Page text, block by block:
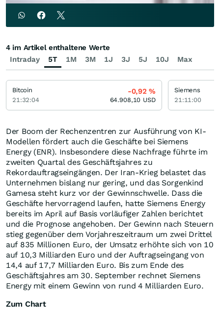
Der Boom der Rechenzentren zur Ausführung von KI-
Modellen fördert auch die Geschäfte bei Siemens
Energy (ENR). Insbesondere diese Nachfrage führte im
zweiten Quartal des Geschäftsjahres zu
Rekordauftragseingängen. Der Iran-Krieg belastet das
Unternehmen bislang nur gering, und das Sorgenkind
Gamesa steht kurz vor der Gewinnschwelle. Dass die
Geschäfte hervorragend laufen, hatte Siemens Energy
bereits im April auf Basis vorläufiger Zahlen berichtet
und die Prognose angehoben. Der Gewinn nach Steuern
stieg gegenüber dem Vorjahreszeitraum um zwei Drittel
auf 835 Millionen Euro, der Umsatz erhöhte sich von 10
auf 10,3 Milliarden Euro und der Auftragseingang von
14,4 auf 17,7 Milliarden Euro. Bis zum Ende des
Geschäftsjahres am 30. September rechnet Siemens
Energy mit einem Gewinn von rund 4 Milliarden Euro.
Zum Chart
Intraday 5T 1M 3M 1J 3J 5J 10J Max
4 im Artikel enthaltene Werte
Bitcoin
21:32:04
-0,92%
64.908,10 USD
Siemens
21:11:00